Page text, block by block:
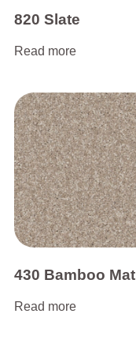
820 Slate
Read more
430 Bamboo Mat
Read more